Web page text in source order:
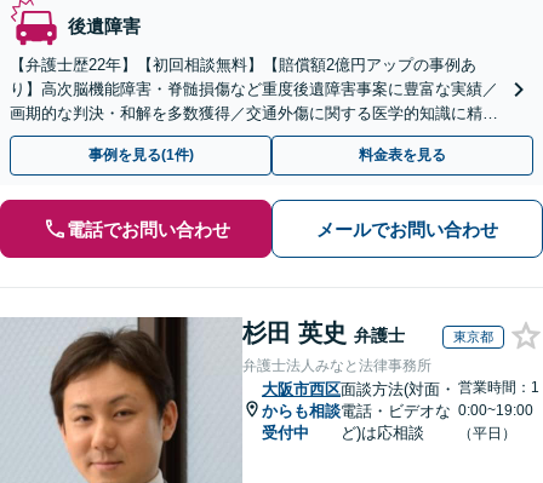
後遺障害
【弁護士歴22年】【初回相談無料】【賠償額2億円アップの事例あ
り】高次脳機能障害・脊髄損傷など重度後遺障害事案に豊富な実績／
画期的な判決・和解を多数獲得／交通外傷に関する医学的知識に精通
／セカンドオピニオン対応可【土日祝・夜間対応可】
事例を見る(1件) 料金表を見る
電話でお問い合わせ メールでお問い合わせ
杉田 英史 弁護士 東京都
弁護士法人みなと法律事務所
大阪市西区
からも相談
受付中
面談方法(対面・
電話・ビデオな
ど)は応相談
営業時間：1
0:00~19:00
（平日）